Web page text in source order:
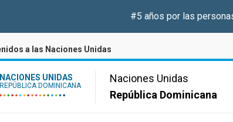
#5 años por las
a las Naciones Unidas
NACIONES UNIDAS
REPÚBLICA DOMINICANA
Naciones Unidas
República Dominicana